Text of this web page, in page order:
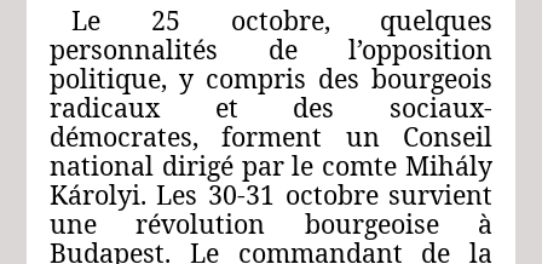
Le 25 octobre, quelques
personnalités de l’opposition
politique, y compris des bourgeois
radicaux et des sociaux-
démocrates, forment un Conseil
national dirigé par le comte Mihály
Károlyi. Les 30-31 octobre survient
une révolution bourgeoise à
Budapest. Le commandant de la